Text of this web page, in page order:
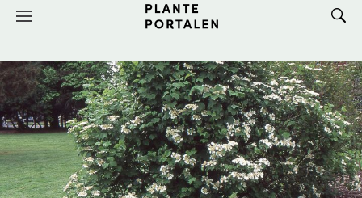
FORSIDEN
NYHETER
ARTIKLER